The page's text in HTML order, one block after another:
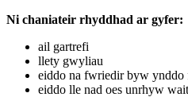
Ni chaniateir rhyddhad ar gyfer:
ail gartrefi
llety gwyliau
eiddo na fwriedir byw ynddo
eiddo lle nad oes unrhyw